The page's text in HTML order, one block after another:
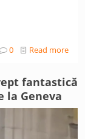
0 Read more
fantastică
la Geneva